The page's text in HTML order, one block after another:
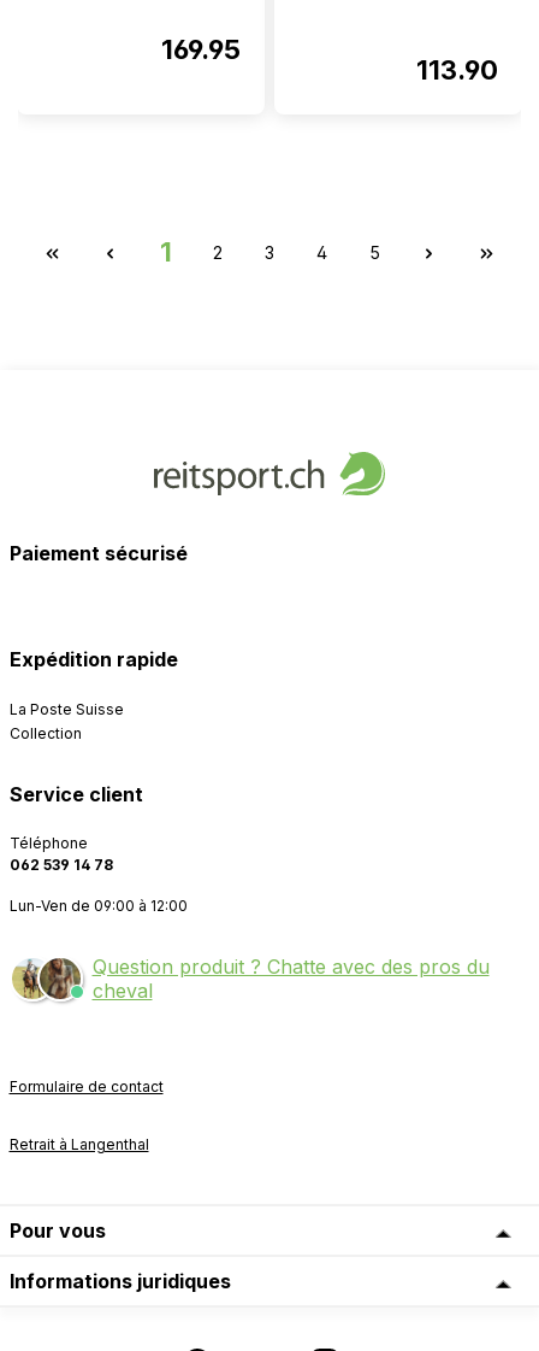
169.95
113.90
1 2 3 4 5
Paiement sécurisé
Expédition rapide
La Poste Suisse
Collection
Service client
Téléphone
062 539 14 78
Lun-Ven de 09:00 à 12:00
Question produit ? Chatte avec des pros du
cheval
Formulaire de contact
Retrait à Langenthal
Pour vous
Informations juridiques